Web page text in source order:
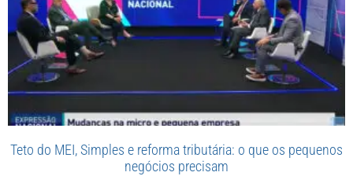
Teto do MEI, Simples e reforma tributária: o que os pequenos
negócios precisam